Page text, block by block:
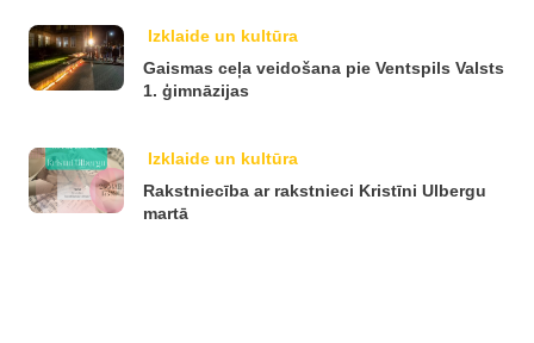
Izklaide un kultūra
Gaismas ceļa veidošana pie Ventspils Valsts
1. ģimnāzijas
Izklaide un kultūra
Rakstniecība ar rakstnieci Kristīni Ulbergu
martā